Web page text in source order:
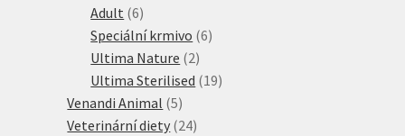
produktů
Adult 66
produktů
Speciální krmivo 66
Ultima Nature 22
produkty
Ultima Sterilised 1919
Venandi Animal 55
produktů
Veterinární diety 2424